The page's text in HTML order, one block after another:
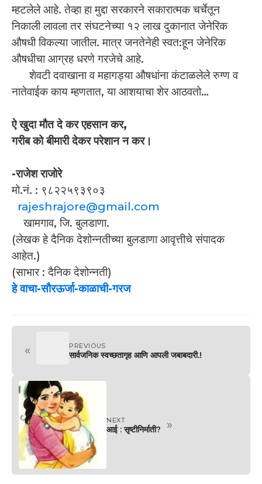
म्हटलेले आहे. तेव्हा हा मुद्दा सरकारने सकारात्मक चर्चेतून
निकाली लावला तर संघटनेच्या १२ लाख दुकानात जेनेरिक
औषधी विकल्या जातील. मात्र जनतेनेही स्वत:हून जेनेरिक
औषधीचा आग्रह धरणे गरजेचे आहे.
शेवटी दवाखाना व महागड्या औषधांना कंटाळलेले रुग्ण व
नातेवाईक काय म्हणतात, या आशयाचा शेर आठवतो…
ऐ खुदा मौत दे कर एहसान कर,
गरीब को बीमारी देकर परेशान न कर।
-राजेश राजोरे
मो.नं. : ९८२२५९३९०३
rajeshrajore@gmail.com
खामगाव, जि. बुलडाणा.
(लेखक हे दैनिक देशोन्नतीच्या बुलडाणा आवृत्तीचे संपादक
आहेत.)
(साभार : दैनिक देशोन्नती)
हे वाचा-सौरऊर्जा-काळाची-गरज
« PREVIOUS
सार्वजनिक स्वच्छतागृह आणि आपली जबाबदारी.!
NEXT
आई : सृष्टीनिर्माती? »